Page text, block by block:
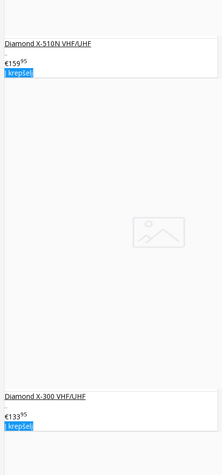
Diamond X-510N VHF/UHF
..
€15995
Į krepšelį
Diamond X-300 VHF/UHF
..
€13395
Į krepšelį